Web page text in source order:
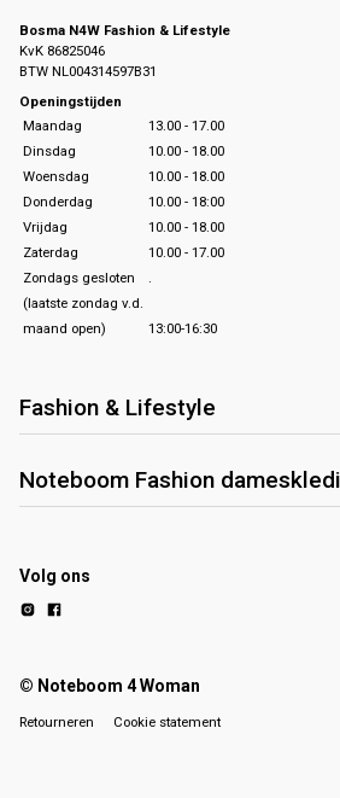
Bosma N4W Fashion & Lifestyle
KvK 86825046
BTW NL004314597B31
Openingstijden
Maandag
13.00 - 17.00
Dinsdag
10.00 - 18.00
Woensdag
10.00 - 18.00
Donderdag
10.00 - 18:00
Vrijdag
10.00 - 18.00
Zaterdag
10.00 - 17.00
Zondags gesloten
.
(laatste zondag v.d.
maand open)
13:00-16:30
Fashion & Lifestyle
Noteboom Fashion
Volg ons
© Noteboom 4 Woman
Retourneren Cookie statement